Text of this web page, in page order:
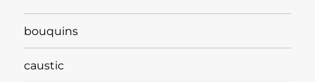
bouquins
caustic